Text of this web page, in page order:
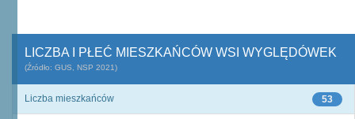
LICZBA I PŁEĆ MIESZKAŃCÓW WSI WYGLĘDÓWEK
(Źródło: GUS, NSP 2021)
53
Liczba mieszkańców